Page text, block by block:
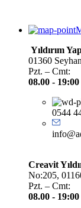
Yıldırım
01360
Pzt. – Cmt:
08.00 - 19:00
0544
Creavit
No:205,
Pzt. – Cmt:
08.00 - 19:00